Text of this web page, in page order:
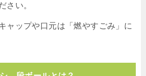
さい。
ャップや口元は「燃やすごみ」に